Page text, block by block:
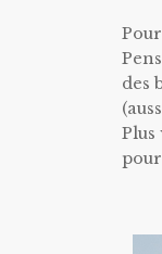
des
Plus